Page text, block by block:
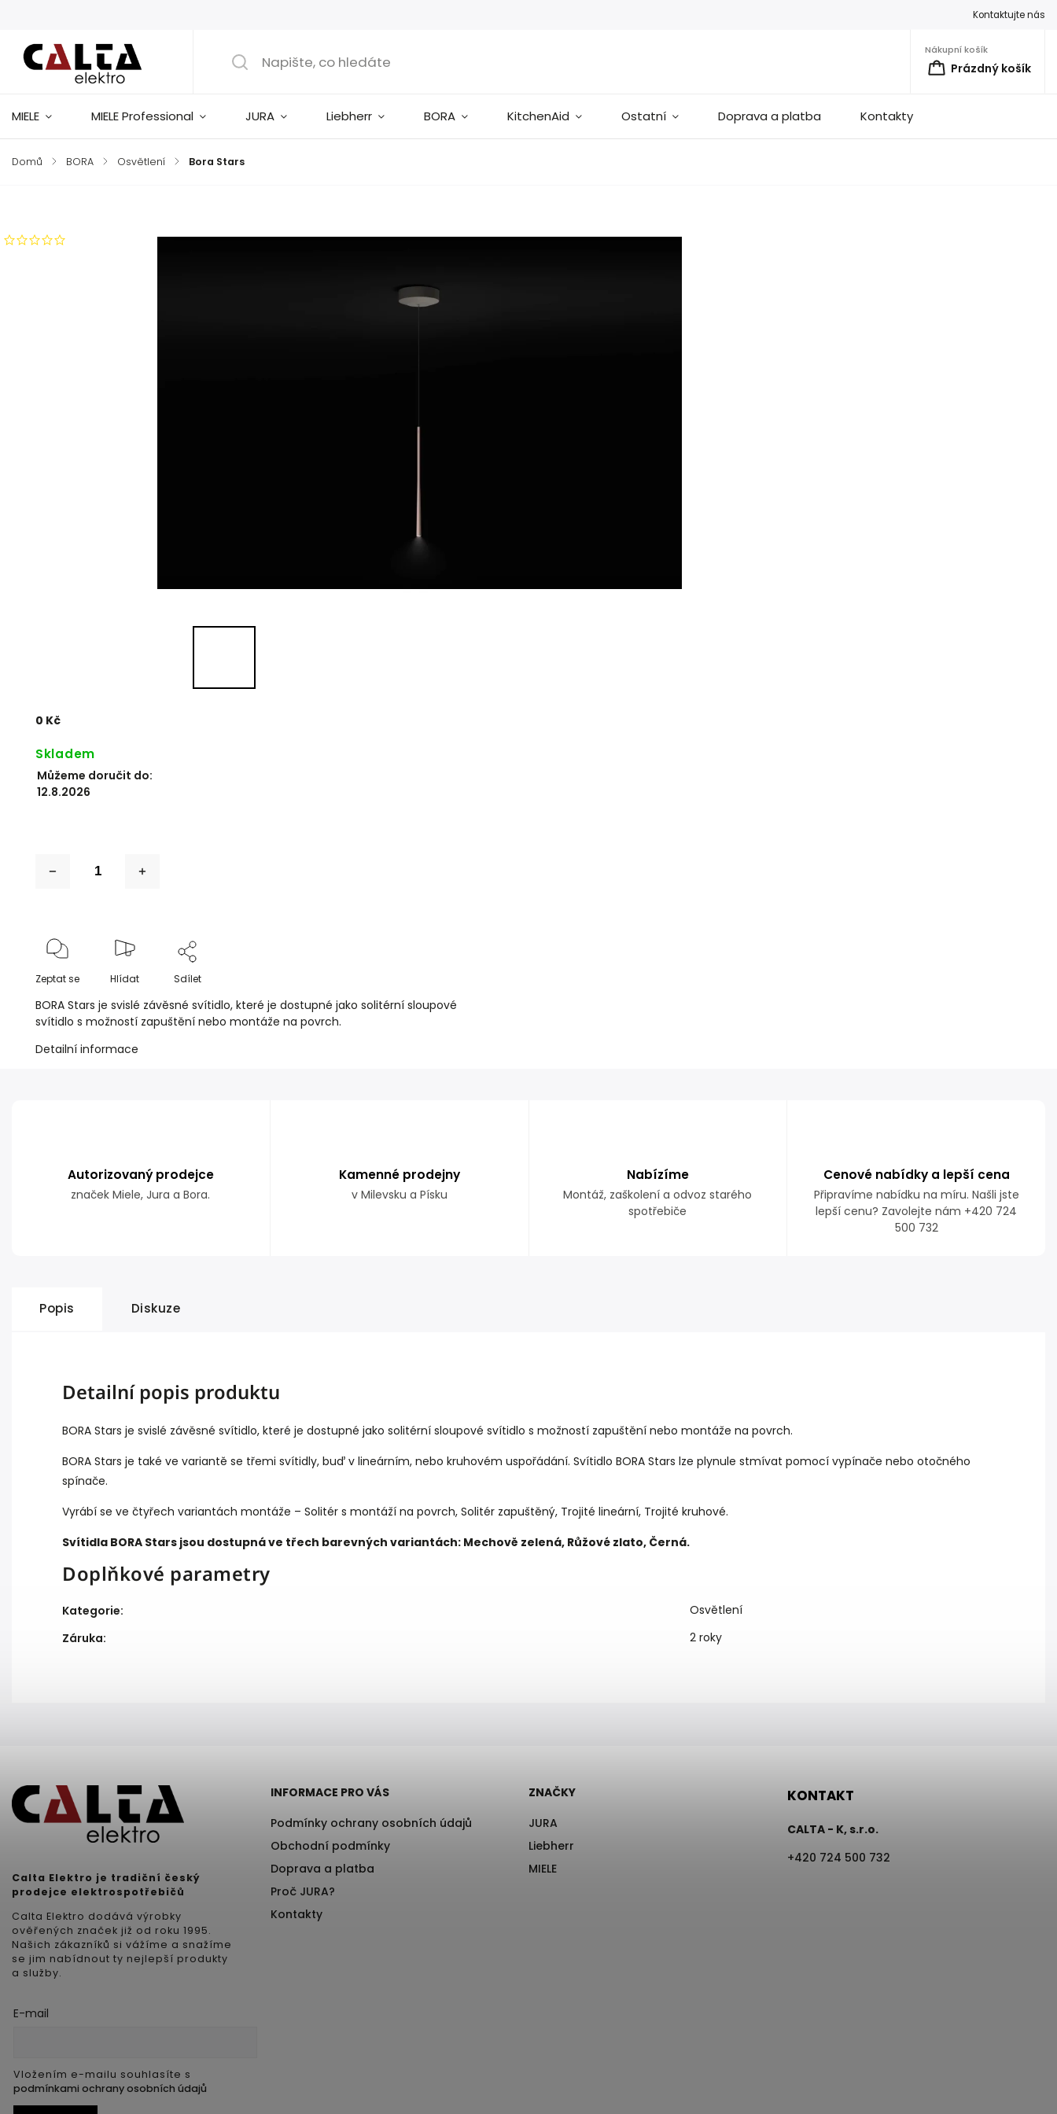
Kontaktujte nás
Nákupní košík
Prázdný košík
MIELE MIELE Professional JURA Liebherr BORA KitchenAid Ostatní Doprava a platba Kontakty
Domů / BORA / Osvětlení / Bora Stars
Neohodnoceno
0 Kč
Skladem
Můžeme doručit do:
12.8.2026
Zeptat se Hlídat Sdílet
BORA Stars je svislé závěsné svítidlo, které je dostupné jako solitérní sloupové
svítidlo s možností zapuštění nebo montáže na povrch.
Detailní informace
Autorizovaný prodejce
značek Miele, Jura a Bora.
Kamenné prodejny
v Milevsku a Písku
Nabízíme
Montáž, zaškolení a odvoz starého
spotřebiče
Cenové nabídky a lepší cena
Připravíme nabídku na míru. Našli jste
lepší cenu? Zavolejte nám +420 724
500 732
Popis Diskuze
Detailní popis produktu
BORA Stars je svislé závěsné svítidlo, které je dostupné jako solitérní sloupové svítidlo s možností zapuštění nebo montáže na povrch.
BORA Stars je také ve variantě se třemi svítidly, buď v lineárním, nebo kruhovém uspořádání. Svítidlo BORA Stars lze plynule stmívat pomocí vypínače nebo otočného
spínače.
Vyrábí se ve čtyřech variantách montáže – Solitér s montáží na povrch, Solitér zapuštěný, Trojité lineární, Trojité kruhové.
Svítidla BORA Stars jsou dostupná ve třech barevných variantách: Mechově zelená, Růžové zlato, Černá.
Doplňkové parametry
Kategorie:
Osvětlení
Záruka: 2 roky
Calta Elektro je tradiční český
prodejce elektrospotřebičů
Calta Elektro dodává výrobky
ověřených značek již od roku 1995.
Našich zákazníků si vážíme a snažíme
se jim nabídnout ty nejlepší produkty
a služby.
INFORMACE PRO VÁS
Podmínky ochrany osobních údajů
Obchodní podmínky
Doprava a platba
Proč JURA?
Kontakty
ZNAČKY
JURA
Liebherr
MIELE
KONTAKT
CALTA - K, s.r.o.
+420 724 500 732
E-mail
Vložením e-mailu souhlasíte s
podmínkami ochrany osobních údajů